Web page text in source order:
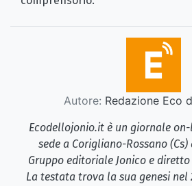
Autore: Redazione Eco
Ecodellojonio.it è un giornale
sede a Corigliano-Rossano
Gruppo editoriale Jonico e diretto
La testata trova la sua genesi nel